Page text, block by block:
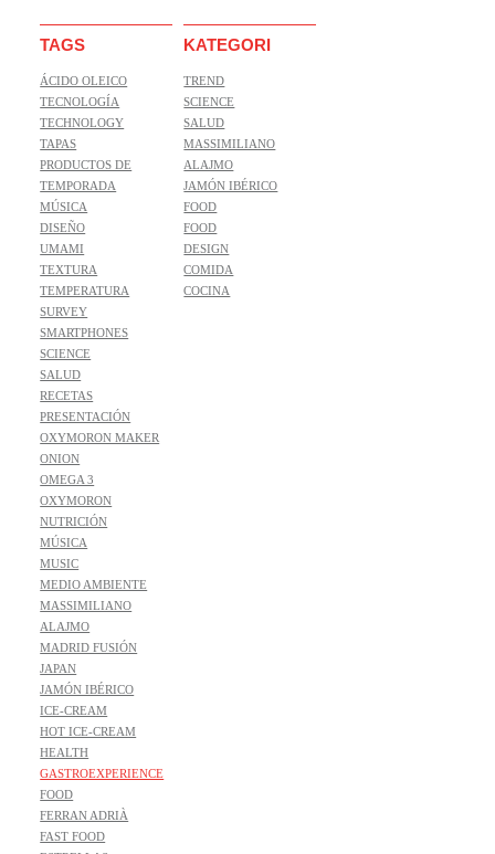
TAGS
ÁCIDO OLEICO
TECNOLOGÍA
TECHNOLOGY
TAPAS
PRODUCTOS DE
TEMPORADA
MÚSICA
DISEÑO
UMAMI
TEXTURA
TEMPERATURA
SURVEY
SMARTPHONES
SCIENCE
SALUD
RECETAS
PRESENTACIÓN
OXYMORON MAKER
ONION
OMEGA 3
OXYMORON
NUTRICIÓN
MÚSICA
MUSIC
MEDIO AMBIENTE
MASSIMILIANO
ALAJMO
MADRID FUSIÓN
JAPAN
JAMÓN IBÉRICO
ICE-CREAM
HOT ICE-CREAM
HEALTH
GASTROEXPERIENCE
FOOD
FERRAN ADRIÀ
FAST FOOD
KATEGORI
TREND
SCIENCE
SALUD
MASSIMILIANO
ALAJMO
JAMÓN IBÉRICO
FOOD
FOOD
DESIGN
COMIDA
COCINA